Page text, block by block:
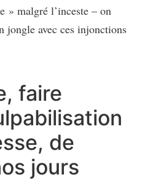
» malgré l’inceste – on
jongle avec ces injonctions
faire
de
jours